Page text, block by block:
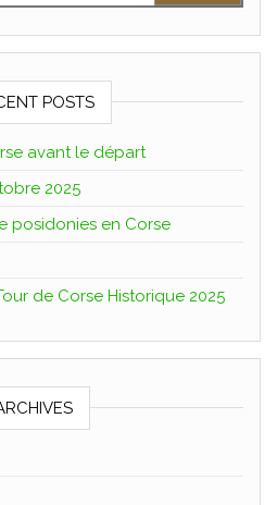
POSTS
avant le départ
2025
posidonies en Corse
de Corse Historique 2025